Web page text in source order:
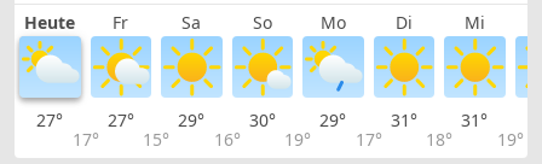
Heute Fr Sa So Mo Di Mi
27°
17°
27°
15°
29°
16°
30°
19°
29°
17°
31°
18°
31°
19°